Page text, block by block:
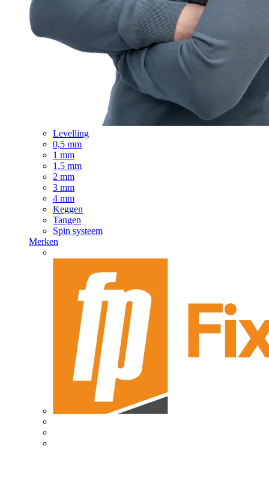
Levelling
0,5 mm
1 mm
1,5 mm
2 mm
3 mm
4 mm
Keggen
Tangen
Spin systeem
Merken